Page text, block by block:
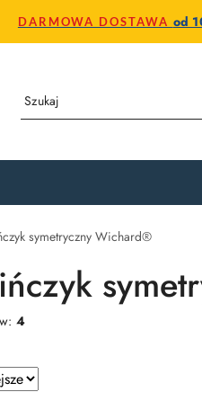
DARMOWA DOSTAWA od
symetryczny Wichard®
4